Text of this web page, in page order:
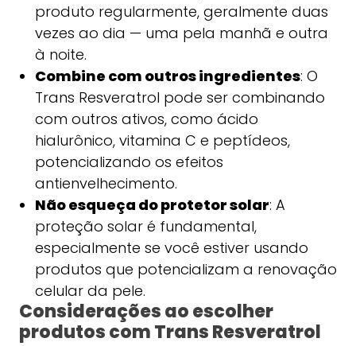
produto regularmente, geralmente duas
vezes ao dia — uma pela manhã e outra
à noite.
Combine com outros ingredientes: O
Trans Resveratrol pode ser combinando
com outros ativos, como ácido
hialurônico, vitamina C e peptídeos,
potencializando os efeitos
antienvelhecimento.
Não esqueça do protetor solar: A
proteção solar é fundamental,
especialmente se você estiver usando
produtos que potencializam a renovação
celular da pele.
Considerações ao escolher
produtos com Trans Resveratrol